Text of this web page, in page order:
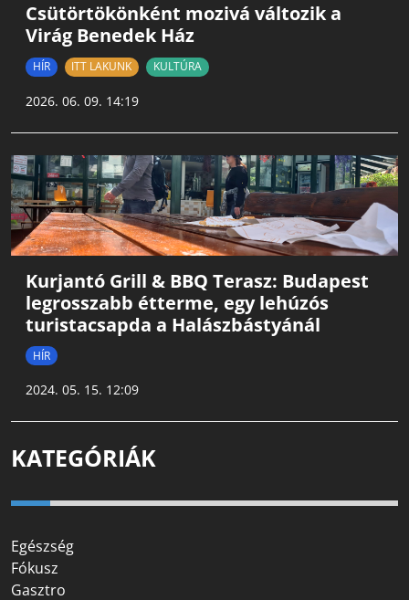
Csütörtökönként mozivá változik a
Virág Benedek Ház
HÍR ITT LAKUNK KULTÚRA
2026. 06. 09. 14:19
Kurjantó Grill & BBQ Terasz: Budapest
legrosszabb étterme, egy lehúzós
turistacsapda a Halászbástyánál
HÍR
2024. 05. 15. 12:09
KATEGÓRIÁK
Egészség
Fókusz
Gasztro